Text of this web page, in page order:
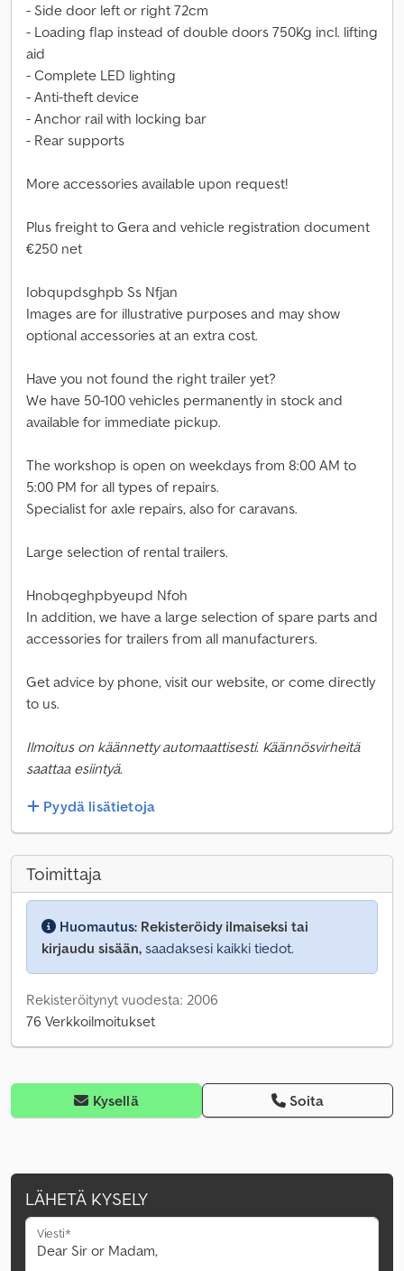
- Side door left or right 72cm
- Loading flap instead of double doors 750Kg incl. lifting
aid
- Complete LED lighting
- Anti-theft device
- Anchor rail with locking bar
- Rear supports
More accessories available upon request!
Plus freight to Gera and vehicle registration document
€250 net
Iobqupdsghpb Ss Nfjan
Images are for illustrative purposes and may show
optional accessories at an extra cost.
Have you not found the right trailer yet?
We have 50-100 vehicles permanently in stock and
available for immediate pickup.
The workshop is open on weekdays from 8:00 AM to
5:00 PM for all types of repairs.
Specialist for axle repairs, also for caravans.
Large selection of rental trailers.
Hnobqeghpbyeupd Nfoh
In addition, we have a large selection of spare parts and
accessories for trailers from all manufacturers.
Get advice by phone, visit our website, or come directly
to us.
Ilmoitus on käännetty automaattisesti. Käännösvirheitä
saattaa esiintyä.
Pyydä lisätietoja
Toimittaja
Huomautus: Rekisteröidy ilmaiseksi tai
kirjaudu sisään, saadaksesi kaikki tiedot.
Rekisteröitynyt vuodesta: 2006
76 Verkkoilmoitukset
Kysellä Soita
LÄHETÄ KYSELY
Viesti*